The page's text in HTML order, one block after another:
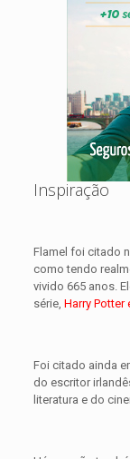
Inspiração
Flamel foi citado
como tendo
vivido 665 anos.
série, Harry Potter
Foi citado ainda
do escritor
literatura e do